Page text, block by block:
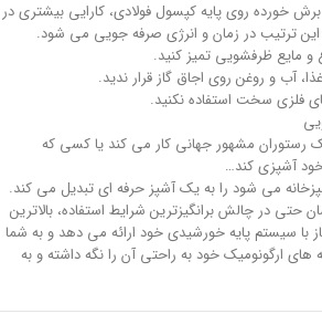
خورده روی پایه کپسول فولادی، کارایی بیشتری در
ترتیب در زمان و انرژی صرفه جویی می شود.
و مایع ظرفشویی تمیز کنید.
آب و روغن روی اجاق گاز قرار ندید.
فلزی سخت استفاده نکنید.
رستوران مشهور جهانی کار می کند یا کسی که
آشپزی کند…
می شود را به یک آشپز حرفه ای تبدیل می کند.
حتی در چالش برانگیزترین شرایط استفاده، بالاترین
با سیستم پایه خورشیدی خود ارائه می دهد و به شما
ارگونومیک خود به راحتی آن را نگه داشته و به